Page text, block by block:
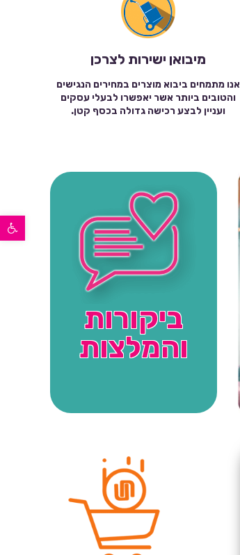
פתח סרגל נגישות
מיבואן ישירות לצרכן
אנו מתמחים ביבוא מוצרים במחירים הנגישים
והטובים ביותר אשר יאפשרו לבעלי עסקים
ועניין לבצע רכישה גדולה בכסף קטן.
ביקורות
והמלצות